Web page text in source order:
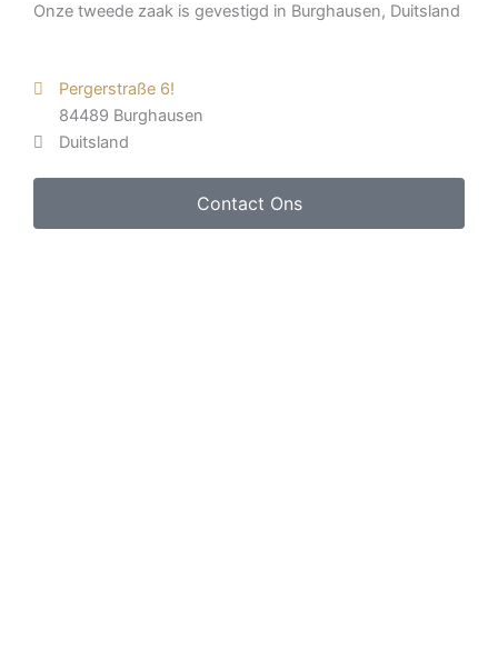
Onze tweede zaak is gevestigd in Burghausen, Duitsland
Pergerstraße 6!
84489 Burghausen
Duitsland
Contact Ons